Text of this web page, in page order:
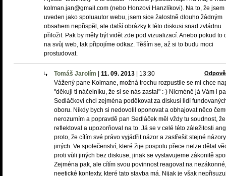
kolman.jan@gmail.com (nebo Honzovi Hanzlíkovi). Na to, že jsem
uveden jako spoluautor webu, jsem sice žalostně dlouho žádným
obsahem nepřispěl, ale další obrázky k této diskusi snad zvládnu
přiložit. Pak by měly být vidět zde pod vizualizací. Anebo pokud to
na svůj web, tak připojíme odkaz. Těším se, až si to budu moci
prostudovat.
Tomáš Jarolím 11. 09. 2013 13:30
Vážený pane Kolmane, možná trochu rozpustile se mi chce
"děkuji ti náčelníku, že si se nás zastal" :-) Nicméně já Vám i
Sedláčkovi chci zejména poděkovat za diskusi lidí
oboru. Nikdy bych si nedovolil oponovat a obhajovat něco
nerozumím a popravdě pan Sedláček měl vždy tu soudnost,
reflektoval a upozorňoval na to. Já se v celé této záležitosti
proto, že cítím své právo vyjádřit názor a zastřešit stejné názory
jiných. Ve společenství, které žije pospolu přece nelze dělat
proti vůli jiných bez diskuse, jinak se vystavujeme zákonitě
Zejména pak, ale cítím svou povinnost reagovat na
neetické kontexty, které tato stavba má. Nijak je však